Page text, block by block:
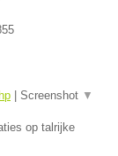
Screenshot ▼
op talrijke